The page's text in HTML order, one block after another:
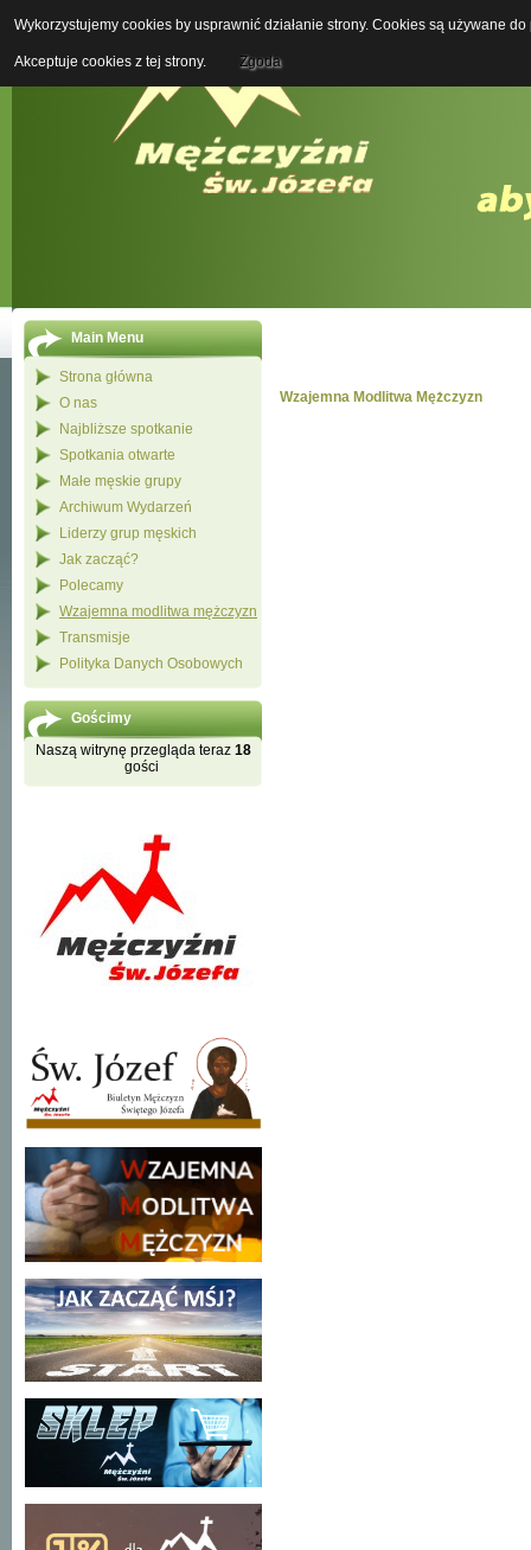
Boży
Main Menu
Strona główna
O nas
Najbliższe spotkanie
Spotkania otwarte
Małe męskie grupy
Archiwum Wydarzeń
Liderzy grup męskich
Jak zacząć?
Polecamy
Wzajemna modlitwa mężczyzn
Transmisje
Polityka Danych Osobowych
Gościmy
Naszą witrynę przegląda teraz 18
gości
Wzajemna Modlitwa Mężczyzn
Wykorzystujemy cookies by usprawnić działanie strony. Cookies są używane
Akceptuje cookies z tej strony. Zgoda